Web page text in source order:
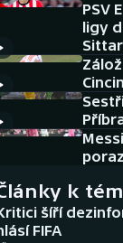
Historické
Aplikace ČT
AZ kvíz
PSV
ligy
k
šíří
FIFA